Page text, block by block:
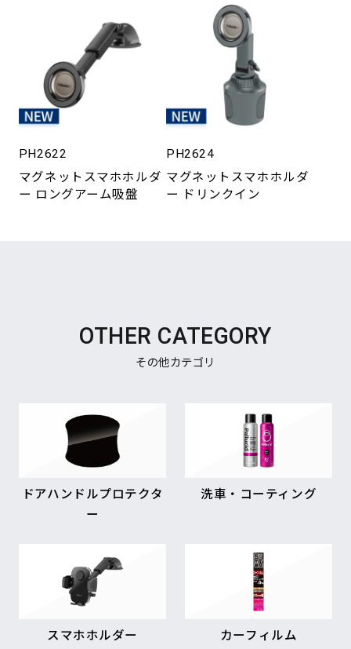
PH2622
マグネットスマホホルダ
ー ロングアーム吸盤
PH2624
マグネットスマホホルダ
ー ドリンクイン
OTHER CATEGORY
その他カテゴリ
ドアハンドルプロテクタ
ー
洗車・コーティング
スマホホルダー カーフィルム